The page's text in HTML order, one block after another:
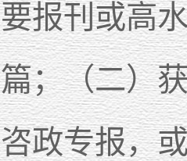
要报刊或高
篇；（二）
咨政专报，